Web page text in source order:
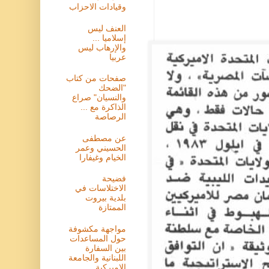
وقيادات الاحزاب
العنف ليس
إسلاميا ...
والإرهاب ليس
عربيا
صفحات من كتاب
"الضحك
والنسيان" صراع
الذاكرة مع ...
الرصاصة
عن مصطفى
الحسيني وعمر
الخيام وغيفارا
فضيحة
الاختلاسات في
بلدية بيروت
الممتازة
مواجهة مكشوفة
حول المساعدات
بين السفارة
اللبنانية والجامعة